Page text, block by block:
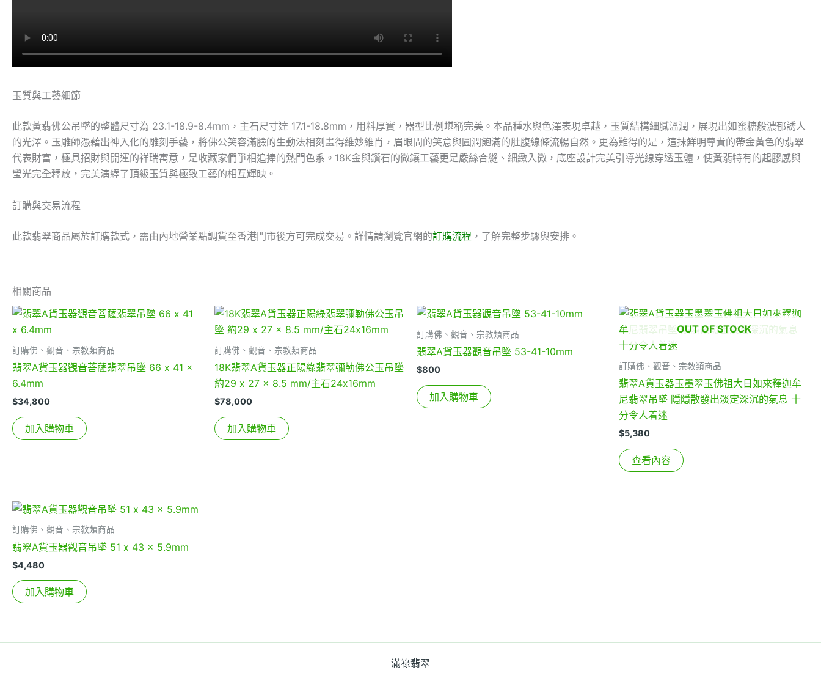
玉質與工藝細節
此款黃翡佛公吊墜的整體尺寸為 23.1-18.9-8.4mm，主石尺寸達 17.1-18.8mm，用料厚實，器型比例堪稱完美。本品種水與色澤表現卓越，玉質結構細膩溫潤，展現出如蜜糖般濃郁誘人
的光澤。玉雕師憑藉出神入化的雕刻手藝，將佛公笑容滿臉的生動法相刻畫得維妙維肖，眉眼間的笑意與圓潤飽滿的肚腹線條流暢自然。更為難得的是，這抹鮮明尊貴的帶金黃色的翡翠
代表財富，極具招財與開運的祥瑞寓意，是收藏家們爭相追捧的熱門色系。18K金與鑽石的微鑲工藝更是嚴絲合縫、細緻入微，底座設計完美引導光線穿透玉體，使黃翡特有的起膠感與
瑩光完全釋放，完美演繹了頂級玉質與極致工藝的相互輝映。
訂購與交易流程
此款翡翠商品屬於訂購款式，需由內地營業點調貨至香港門市後方可完成交易。詳情請瀏覽官網的訂購流程 ，了解完整步驟與安排。
相關商品
訂購佛、觀音、宗教類商品
翡翠A貨玉器觀音菩薩翡翠吊墜 66 x 41 x
6.4mm
$34,800
加入購物車
訂購佛、觀音、宗教類商品
18K翡翠A貨玉器正陽綠翡翠彌勒佛公玉吊墜
約29 x 27 x 8.5 mm/主石24x16mm
$78,000
加入購物車
訂購佛、觀音、宗教類商品
翡翠A貨玉器觀音吊墜 53-41-10mm
$800
加入購物車
OUT OF STOCK
訂購佛、觀音、宗教類商品
翡翠A貨玉器玉墨翠玉佛祖大日如來釋迦牟
尼翡翠吊墜 隱隱散發出淡定深沉的氣息 十
分令人着迷
$5,380
查看內容
訂購佛、觀音、宗教類商品
翡翠A貨玉器觀音吊墜 51 x 43 x 5.9mm
$4,480
加入購物車
滿祿翡翠